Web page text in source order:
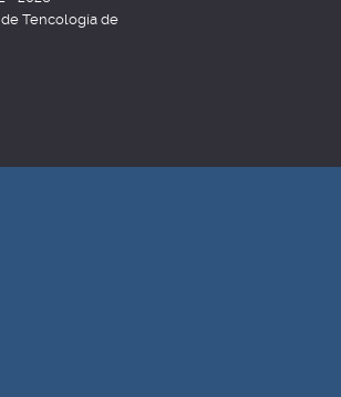
Tencología de